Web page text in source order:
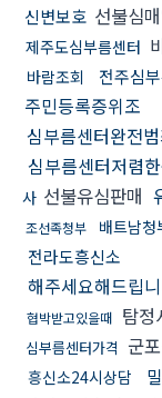
신변보호 선불심
제주도심부름센터
바람조회 전주심
주민등록증위조
심부름센터완전
심부름센터저렴
사 선불유심판매
조선족청부 배트남청
전라도흥신소
해주세요해드립
협박받고있을때 탐정
심부름센터가격 군
흥신소24시상담